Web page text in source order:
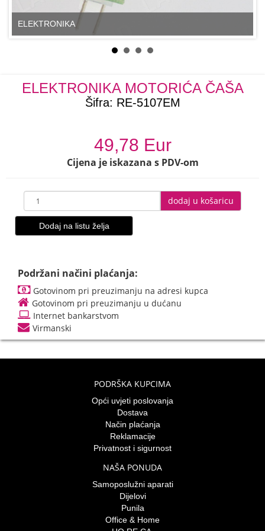
ELEKTRONIKA
ELEKTRONIKA MOTORIĆA ČAŠA
Šifra: RE-5107EM
49,78 Eur
Cijena je iskazana s PDV-om
dodaj u košaricu
Dodaj na listu želja
Podržani načini plaćanja:
Gotovinom pri preuzimanju na adresi kupca
Gotovinom pri preuzimanju u dućanu
Internet bankarstvom
Virmanski
PODRŠKA KUPCIMA
Opći uvjeti poslovanja
Dostava
Način plaćanja
Reklamacije
Privatnost i sigurnost
NAŠA PONUDA
Samoposlužni aparati
Dijelovi
Punila
Office & Home